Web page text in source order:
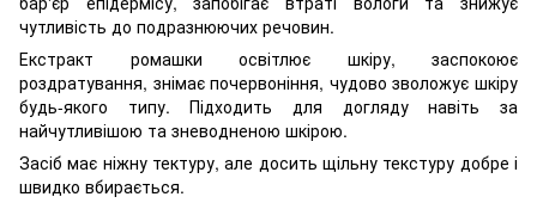
чутливість до подразнюючих речовин.
Екстракт ромашки освітлює шкіру, заспокоює
роздратування, знімає почервоніння, чудово зволожує шкіру
будь-якого типу. Підходить для догляду навіть за
найчутливішою та зневодненою шкірою.
Засіб має ніжну тектуру, але досить щільну текстуру добре і
швидко вбирається.